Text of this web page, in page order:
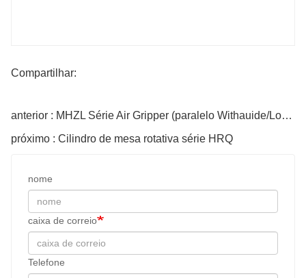
Compartilhar:
anterior : MHZL Série Air Gripper (paralelo Withauide/LongersTrokelrollerbearing STYE
próximo : Cilindro de mesa rotativa série HRQ
nome
caixa de correio
Telefone